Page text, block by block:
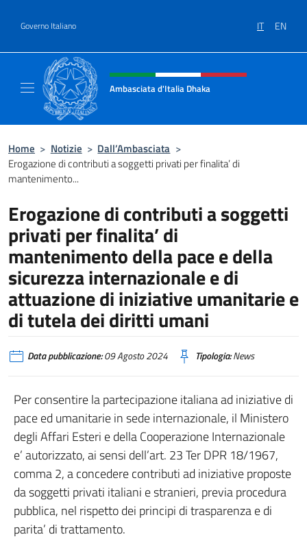
Governo Italiano IT EN
Intestazione sito, social e menù
Ambasciata d'Italia Dhaka
Home > Notizie > Dall’Ambasciata >
Erogazione di contributi a soggetti privati per finalita’ di
mantenimento...
Erogazione di contributi a soggetti
privati per finalita’ di
mantenimento della pace e della
sicurezza internazionale e di
attuazione di iniziative umanitarie e
di tutela dei diritti umani
Data pubblicazione:09 Agosto 2024 Tipologia:News
Per consentire la partecipazione italiana ad iniziative di
pace ed umanitarie in sede internazionale, il Ministero
degli Affari Esteri e della Cooperazione Internazionale
e’ autorizzato, ai sensi dell’art. 23 Ter DPR 18/1967,
comma 2, a concedere contributi ad iniziative proposte
da soggetti privati italiani e stranieri, previa procedura
pubblica, nel rispetto dei principi di trasparenza e di
parita’ di trattamento.